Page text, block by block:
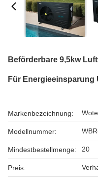
Beförderbare 9,5kw
Für Energieeinsparung
Markenbezeichnung:
Modellnummer:
Mindestbestellmenge: 20
Preis: